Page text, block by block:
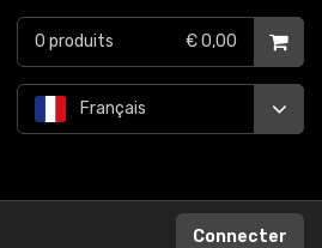
Français
0 produits € 0,00
Connecter